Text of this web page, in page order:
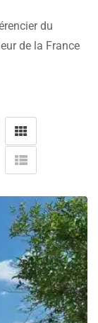
du
de la France